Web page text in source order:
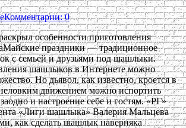
Комментарии: 0
особенности приготовления
праздники — традиционное
с семьей и друзьями под шашлыки.
шашлыков в Интернете можно
Но дьявол, как известно, кроется в
движением можно испортить
и настроение себе и гостям. «РГ»
«Лиги шашлыка» Валерия Мальцева
как сделать шашлык наверняка